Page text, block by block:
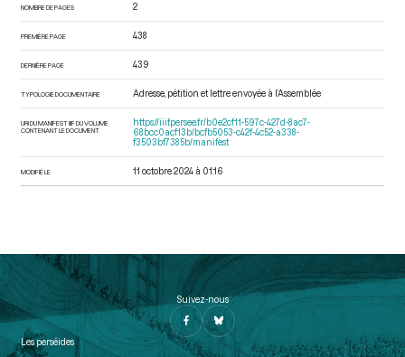
NOMBRE DE PAGES 2
PREMIÈRE PAGE 438
DERNIÈRE PAGE 439
TYPOLOGIE DOCUMENTAIRE Adresse, pétition et lettre envoyée à l’Assemblée
URI DU MANIFEST IIIF DU VOLUME
CONTENANT LE DOCUMENT
https://iiif.persee.fr/b0e2cf11-597c-427d-8ac7-
68bcc0acf13b/bcfb5053-c42f-4c52-a338-
f3503bf7385b/manifest
MODIFIÉ LE 11 octobre 2024 à 01:16
Suivez-nous
Les perséides